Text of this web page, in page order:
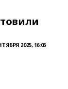
2025, 16:05